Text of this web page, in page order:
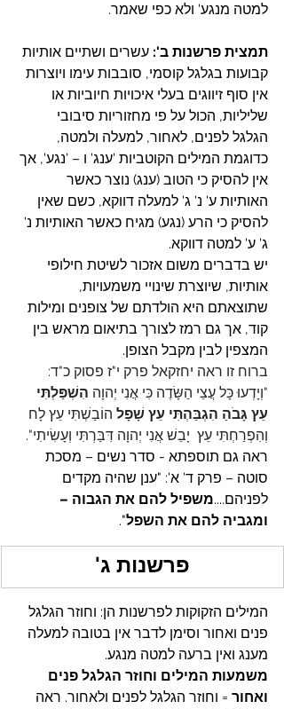
למטה מנגע' ולא כפי שאמר.
תמצית פרשנות ב': עשרים ושתיים אותיות
קבועות בגלגל קוסמי, סובבות עימו ויוצרות
אין סוף זיווגים בעלי איכויות חיוביות או
שליליות, הכול על פי מחזוריות סיבובי
הגלגל לפנים, לאחור, למעלה ולמטה,
כדוגמת המילים הקוטביות 'ענג' ו – 'נגע', אך
אין להסיק כי הטוב (ענג) נוצר כאשר
האותיות ע' נ' ג' למעלה דווקא, כשם שאין
להסיק כי הרע (נגע) מגיח כאשר האותיות נ'
ג' ע' למטה דווקא.
יש בדברים משום אזכור לשיטת חילופי
אותיות, שיוצרת שינויי משמעויות,
שתוצאתם היא הולדתם של צופנים ומילות
קוד, אך גם רמז לצורך בתיאום מראש בין
המצפין לבין מקבל הצופן.
ברוח זו ראה יחזקאל פרק י"ז פסוק כ"ד:
"וְיָדְעוּ כָּל עֲצֵי הַשָּׂדֶה כִּי אֲנִי יְהוָה הִשְׁפַּלְתִּי
עֵץ גָּבֹהַ הִגְבַּהְתִּי עֵץ שָׁפָל הוֹבַשְׁתִּי עֵץ לָח
וְהִפְרַחְתִּי עֵץ  יָבֵשׁ אֲנִי יְהוָה דִּבַּרְתִּי וְעָשִׂיתִי".
ראה גם תוספתא - סדר נשים – מסכת
סוטה – פרק ד' א': "ענן שהיה מקדים
לפניהם....משפיל להם את הגבוה –
ומגביה להם את השפל".
פרשנות ג'
המילים הזקוקות לפרשנות הן: וחוזר הגלגל
פנים ואחור וסימן לדבר אין בטובה למעלה
מענג ואין ברעה למטה מנגע.
משמעות המילים וחוזר הגלגל פנים
ואחור = וחוזר הגלגל לפנים ולאחור. ראה